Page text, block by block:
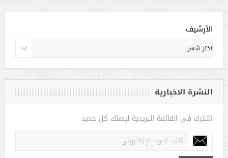
الأرشيف
النشرة الاخبارية
اشترك فى القائمة البريدية ليصلك كل جديد